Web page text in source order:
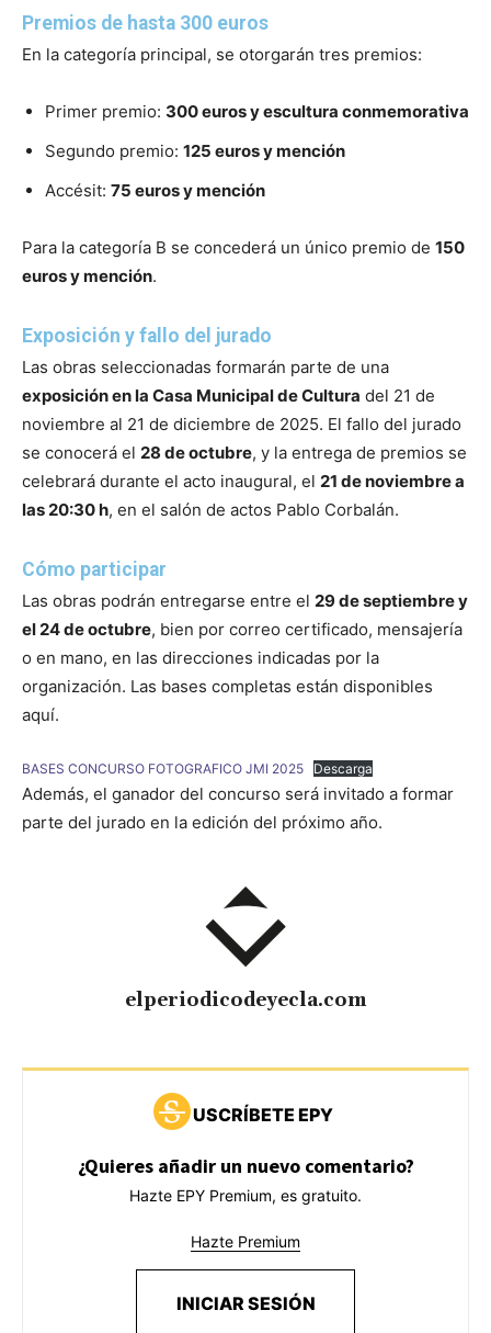
Premios de hasta 300 euros
En la categoría principal, se otorgarán tres premios:
Primer premio: 300 euros y escultura conmemorativa
Segundo premio: 125 euros y mención
Accésit: 75 euros y mención
Para la categoría B se concederá un único premio de 150
euros y mención.
Exposición y fallo del jurado
Las obras seleccionadas formarán parte de una
exposición en la Casa Municipal de Cultura del 21 de
noviembre al 21 de diciembre de 2025. El fallo del jurado
se conocerá el 28 de octubre, y la entrega de premios se
celebrará durante el acto inaugural, el 21 de noviembre a
las 20:30 h, en el salón de actos Pablo Corbalán.
Cómo participar
Las obras podrán entregarse entre el 29 de septiembre y
el 24 de octubre, bien por correo certificado, mensajería
o en mano, en las direcciones indicadas por la
organización. Las bases completas están disponibles
aquí.
BASES CONCURSO FOTOGRAFICO JMI 2025 Descarga
Además, el ganador del concurso será invitado a formar
parte del jurado en la edición del próximo año.
elperiodicodeyecla.com
USCRÍBETE EPY
¿Quieres añadir un nuevo comentario?
Hazte EPY Premium, es gratuito.
Hazte Premium
INICIAR SESIÓN